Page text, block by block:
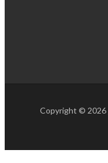
Copyright © 2026